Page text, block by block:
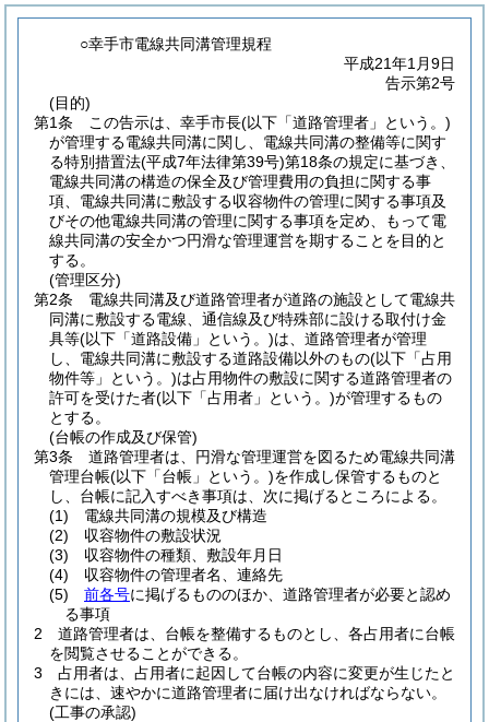
○幸手市電線共同溝管理規程
平成21年1月9日
告示第2号
(目的)
第1条
この告示は、幸手市長(以下「道路管理者」という。)
が管理する電線共同溝に関し、電線共同溝の整備等に関す
る特別措置法(平成7年法律第39号)第18条の規定に基づき、
電線共同溝の構造の保全及び管理費用の負担に関する事
項、電線共同溝に敷設する収容物件の管理に関する事項及
びその他電線共同溝の管理に関する事項を定め、もって電
線共同溝の安全かつ円滑な管理運営を期することを目的と
する。
(管理区分)
第2条
電線共同溝及び道路管理者が道路の施設として電線共
同溝に敷設する電線、通信線及び特殊部に設ける取付け金
具等(以下「道路設備」という。)は、道路管理者が管理
し、電線共同溝に敷設する道路設備以外のもの(以下「占用
物件等」という。)は占用物件の敷設に関する道路管理者の
許可を受けた者(以下「占用者」という。)が管理するもの
とする。
(台帳の作成及び保管)
第3条
道路管理者は、円滑な管理運営を図るため電線共同溝
管理台帳(以下「台帳」という。)を作成し保管するものと
し、台帳に記入すべき事項は、次に掲げるところによる。
(1)
電線共同溝の規模及び構造
(2)
収容物件の敷設状況
(3)
収容物件の種類、敷設年月日
(4)
収容物件の管理者名、連絡先
(5)
前各号に掲げるもののほか、道路管理者が必要と認め
る事項
2
道路管理者は、台帳を整備するものとし、各占用者に台帳
を閲覧させることができる。
3
占用者は、占用者に起因して台帳の内容に変更が生じたと
きには、速やかに道路管理者に届け出なければならない。
(工事の承認)